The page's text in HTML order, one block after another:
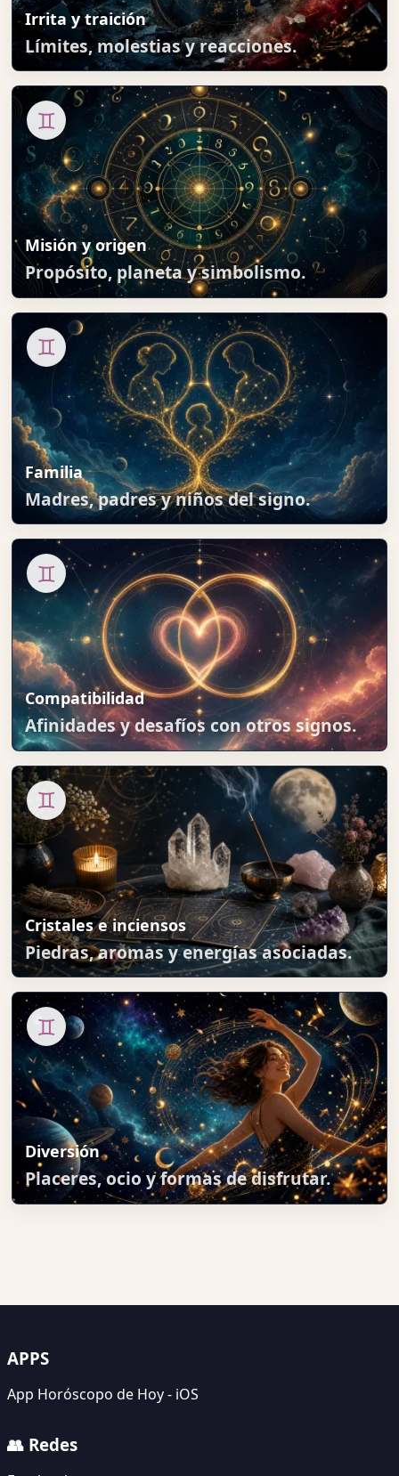
Irrita y traición
Límites, molestias y reacciones.
♊
Misión y origen
Propósito, planeta y simbolismo.
♊
Familia
Madres, padres y niños del signo.
♊
Compatibilidad
Afinidades y desafíos con otros signos.
♊
Cristales e inciensos
Piedras, aromas y energías asociadas.
♊
Diversión
Placeres, ocio y formas de disfrutar.
APPS
App Horóscopo de Hoy - iOS
👥 Redes